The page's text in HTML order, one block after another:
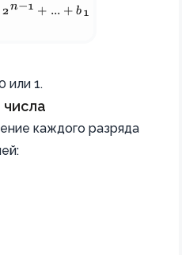
1} \cdot 2^{n-1} + ... + b_1
2n−1 + ... + b 1
или 1.
каждого разряда